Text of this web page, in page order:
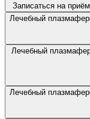
Записаться на приём
Лечебный плазмаферез (с заместительной инфузионной
Лечебный